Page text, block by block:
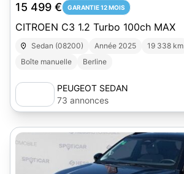
15 499 € GARANTIE 12 MOIS
CITROEN C3 1.2 Turbo 100ch MAX
Sedan (08200) Année 2025 19 338 km
Boîte manuelle
Berline
PEUGEOT SEDAN
73 annonces